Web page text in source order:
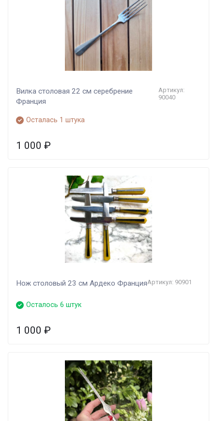
Вилка столовая 22 см серебрение
Франция
Артикул:
90040
Осталась 1 штука
1 000 ₽
Нож столовый 23 см Ардеко ФранцияАртикул: 90901
Осталось 6 штук
1 000 ₽